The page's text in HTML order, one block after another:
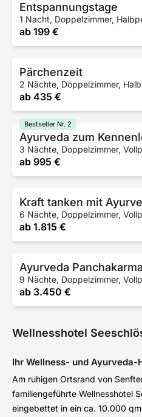
Entspannungstage
1 Nacht, Doppelzimmer,
ab 199 €
Pärchenzeit
2 Nächte, Doppelzimmer,
ab 435 €
Ayurveda zum
3 Nächte, Doppelzimmer,
ab 995 €
Bestseller Nr. 2
Kraft tanken mit
6 Nächte, Doppelzimmer,
ab 1.815 €
Ayurveda Panchakarma
9 Nächte, Doppelzimmer,
ab 3.450 €
Wellnesshotel
Ihr Wellness- und Ayurveda-
Am ruhigen Ortsrand von
familiengeführte Wellnesshotel
eingebettet in ein ca. 10.000